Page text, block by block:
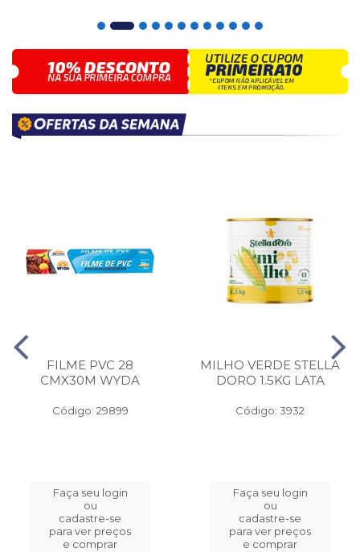
FILME PVC 28
CMX30M WYDA
Código: 29899
Faça seu login
ou
cadastre-se
para ver preços
e comprar
MILHO VERDE STELLA
DORO 1.5KG LATA
Código: 3932
Faça seu login
ou
cadastre-se
para ver preços
e comprar